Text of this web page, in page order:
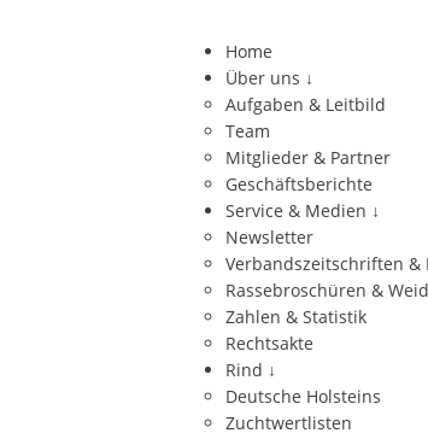
Home
Über uns ↓
Aufgaben & Leitbild
Team
Mitglieder & Partner
Geschäftsberichte
Service & Medien ↓
Newsletter
Verbandszeitschriften &
Rassebroschüren &
Zahlen & Statistik
Rechtsakte
Rind ↓
Deutsche Holsteins
Zuchtwertlisten